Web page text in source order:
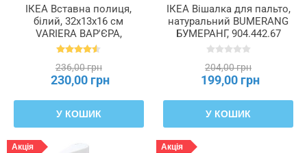
ІКЕА Вставна полиця,
білий, 32x13x16 см
VARIERA ВАР'ЄРА,
801.366.22
236,00 грн
230,00 грн
У КОШИК
ІКЕА Вішалка для пальто,
натуральний BUMERANG
БУМЕРАНГ, 904.442.67
204,00 грн
199,00 грн
У КОШИК
Акція
Акція